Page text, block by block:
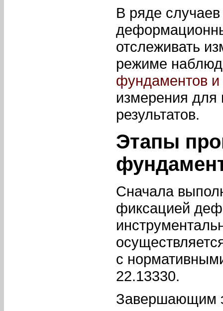
В ряде
отслеживать
режиме
фундаментов и
измерения для
результатов.
Этапы
Сначала
фиксацией
с
22.13330.
Завершающим